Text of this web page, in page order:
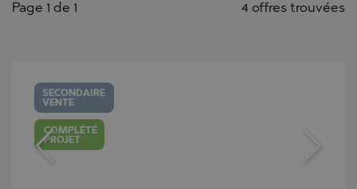
4 offres trouvées
Page 1 de 1
SECONDAIRE
VENTE
COMPLÉTÉ
PROJET